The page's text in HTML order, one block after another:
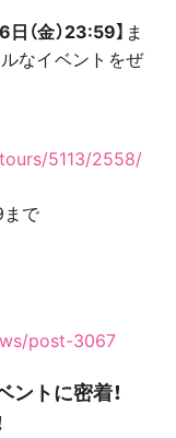
（金）23:59】 ま
なイベントをぜ
5113/2558/
で
post-3067
ントに密着！